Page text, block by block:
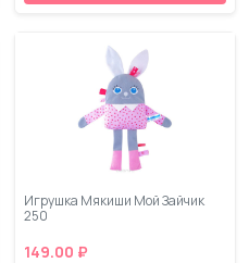
Игрушка Мякиши Мой Зайчик
250
149.00 ₽